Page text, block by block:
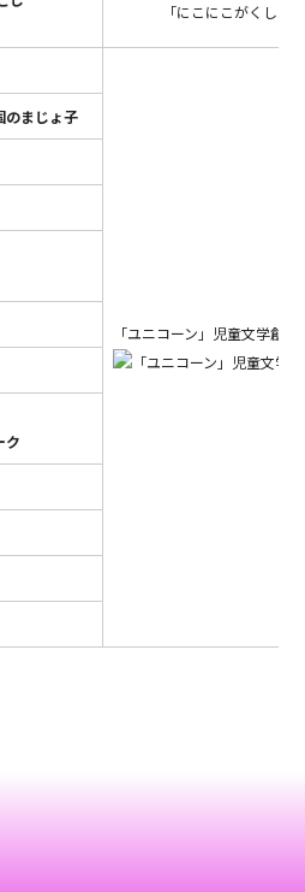
「にこにこがくしゅ
「ユニコーン」児童文学創
まじょ子
ク